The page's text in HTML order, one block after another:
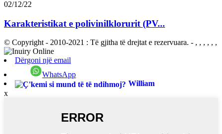
02/12/22
Karakteristikat e polivinilklorurit (PV...
© Copyright - 2010-2021 : Të gjitha të drejtat e rezervuara. - , , , , , ,
Dërgoni një email
WhatsApp
William
x